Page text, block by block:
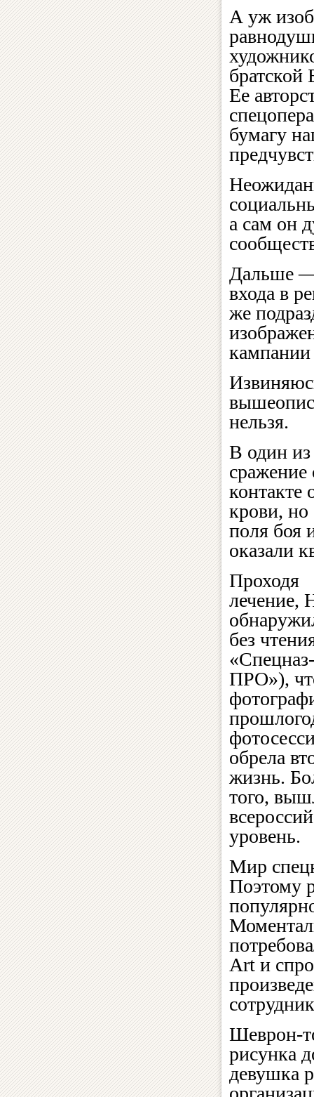
А уж
Ее
бумагу
а сам он
Дальше —
входа в
же
нельзя.
В один из
контакте
крови, но
поля боя
оказали
Проходя
лечение,
без
«Спецназ-
ПРО»),
обрела
жизнь.
того,
уровень.
Мир
Поэтому
Аrt и
Шеврон-
рисунка
девушка